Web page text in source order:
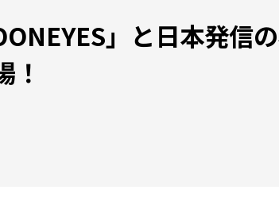
」と日本発信
！